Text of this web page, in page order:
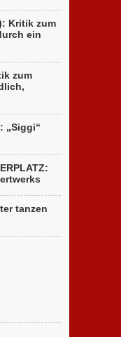
Kritik zum
ein
zum
„Siggi“
tanzen